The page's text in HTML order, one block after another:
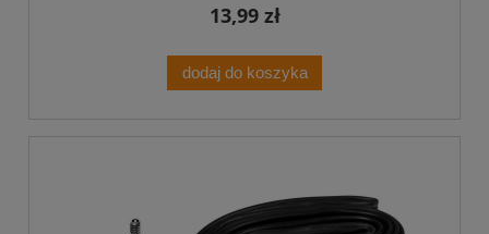
13,99 zł
dodaj do koszyka